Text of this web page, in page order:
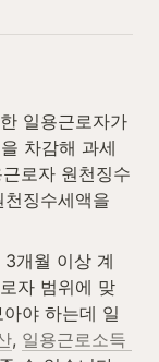
일용근로자가
차감해 과세
로자 원천징수
징수세액을
개월 이상 계
자 범위에 맞
야 하는데 일
, 일용근로소득